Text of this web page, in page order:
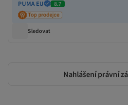
PUMA EU 8.7
Sledovat
Nahlášení právní